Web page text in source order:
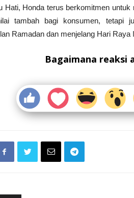
Hati, Honda terus berkomitmen
tambah bagi konsumen, tetapi
Ramadan dan menjelang Hari Raya
Bagaimana reaksi